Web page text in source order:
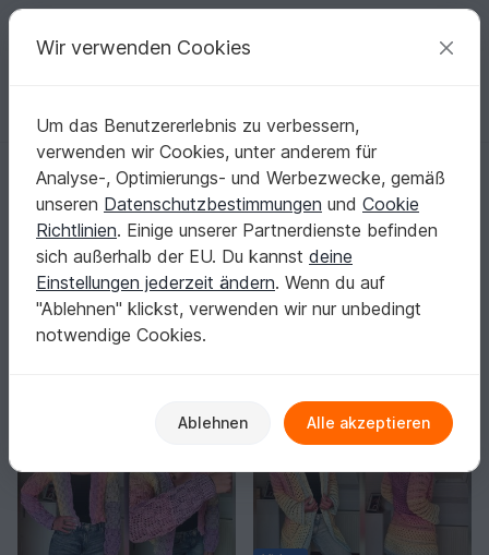
Deine kreativen Ideen
Deutsch | € (EUR) einloggen Kostenlos registrieren
Startseite Häkeln Damen Jacken & Westen
Jacke häkeln: Dein neuer Lieblings-Cardigan
zum Überwerfen
Du greifst morgens zur Tür und hast dein selbst
gehäkeltes Lieblingsstück sofort parat. Mehr anzeigen
Damen
Wir verwenden Cookies
Um das Benutzererlebnis zu verbessern,
verwenden wir Cookies, unter anderem für
Analyse-, Optimierungs- und Werbezwecke, gemäß
unseren Datenschutzbestimmungen und Cookie
Richtlinien. Einige unserer Partnerdienste befinden
sich außerhalb der EU. Du kannst deine
Einstellungen jederzeit ändern. Wenn du auf
"Ablehnen" klickst, verwenden wir nur unbedingt
notwendige Cookies.
Ablehnen Alle akzeptieren